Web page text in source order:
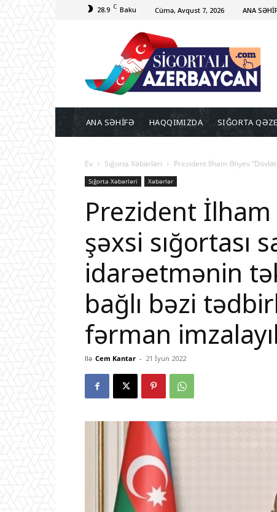
28.9 C Baku Cümə, Avqust 7, 2026 ANA
ANA SƏHİFƏ HAQQIMIZDA SIĞORTA
Ev Sığorta Xəbərləri Prezident İlham Əliyev
Sığorta Xəbərləri Xəbərlər
Prezident
şəxsi sığortası
idarəetmənin
bağlı bəzi
fərman
Ilə Cem Kantar - 21 İyun 2022